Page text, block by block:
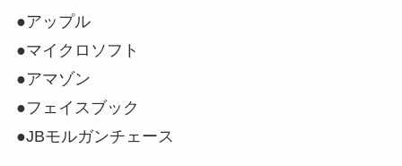
●アップル
●マイクロソフト
●アマゾン
●フェイスブック
●JBモルガンチェース